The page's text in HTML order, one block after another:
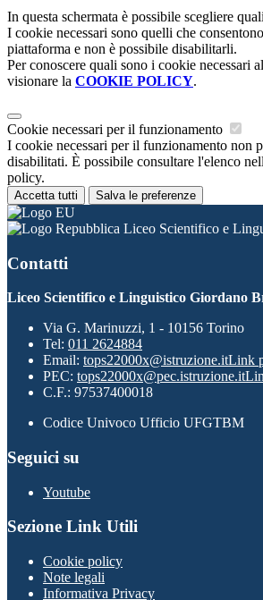
In questa schermata è possibile scegliere
I cookie necessari sono quelli che
piattaforma e non è possibile disabilitarli.
Per conoscere quali sono i cookie necessari
visionare la COOKIE POLICY.
Cookie necessari per il funzionamento
I cookie necessari per il funzionamento non
disabilitati. È possibile consultare l'elenco
policy.
Accetta tutti Salva le preferenze
Liceo Scientifico e
Contatti
Liceo Scientifico e Linguistico Giordano
Via G. Marinuzzi, 1 - 10156 Torino
Tel: 011 2624884
Email: tops22000x@istruzione.itLink
PEC: tops22000x@pec.istruzione.it
C.F.: 97537400018
Codice Univoco Ufficio UFGTBM
Seguici su
Youtube
Sezione Link Utili
Cookie policy
Note legali
Informativa Privacy